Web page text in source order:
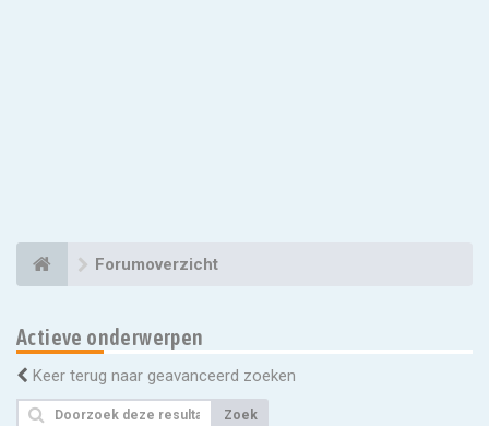
Forumoverzicht
Actieve onderwerpen
Keer terug naar geavanceerd zoeken
Zoek